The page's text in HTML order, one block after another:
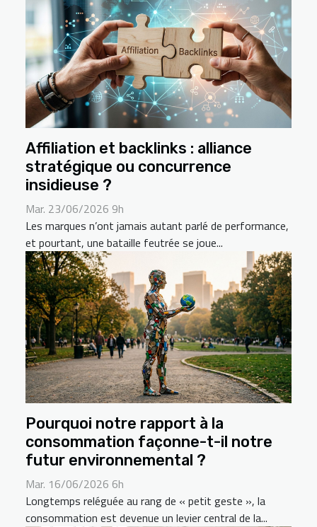
Affiliation et backlinks : alliance
stratégique ou concurrence
insidieuse ?
Mar. 23/06/2026 9h
Les marques n’ont jamais autant parlé de performance,
et pourtant, une bataille feutrée se joue...
Pourquoi notre rapport à la
consommation façonne-t-il notre
futur environnemental ?
Mar. 16/06/2026 6h
Longtemps reléguée au rang de « petit geste », la
consommation est devenue un levier central de la...